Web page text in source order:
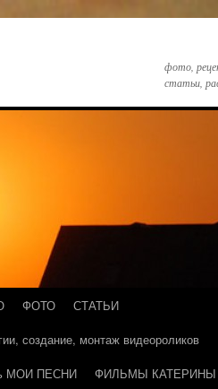
фото,
статьи,
ФОТО
СТАТЬИ
создание, монтаж видеороликов
МОИ ПЕСНИ ФИЛЬМЫ